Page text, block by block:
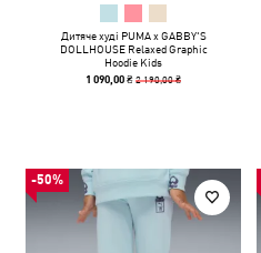
Дитяче худі PUMA x GABBY'S
DOLLHOUSE Relaxed Graphic
Hoodie Kids
1 090,00 ₴2 190,00 ₴
-50%